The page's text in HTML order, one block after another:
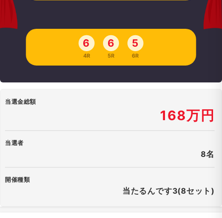
6
4R
6
5R
5
6R
当選金総額
168万円
当選者
8名
開催種類
当たるんです3(8セット)